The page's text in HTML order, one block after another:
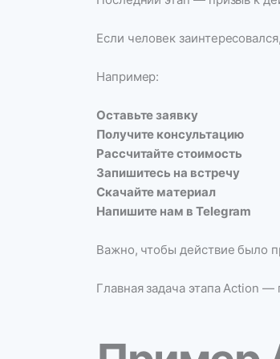
Если человек
Например:
Оставьте заявку
Получите консультацию
Рассчитайте стоимость
Запишитесь на встречу
Скачайте материал
Напишите нам в Telegram
Важно, чтобы действие было
Главная задача этапа Action